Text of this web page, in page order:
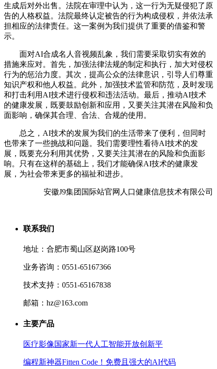
生成后对外出售。法院在审理中认为，这一行为无疑侵犯了原
告的人格权益。法院最终认定被告的行为构成侵权，并依法承
担相应的法律责任。这一案例为我们提供了重要的借鉴和警
示。
面对AI合成名人音视频乱象，我们需要采取切实有效的
措施来应对。首先，加强法律法规的制定和执行，加大对侵权
行为的惩治力度。其次，提高公众的法律意识，引导人们尊重
知识产权和他人权益。此外，加强技术监管和防范，及时发现
和打击利用AI技术进行侵权和违法活动。最后，推动AI技术
的健康发展，既要鼓励创新和应用，又要关注其潜在风险和负
面影响，确保其合理、合法、合规的使用。
总之，AI技术的发展为我们的生活带来了便利，但同时
也带来了一些挑战和问题。我们需要理性看待AI技术的发
展，既要充分利用其优势，又要关注其潜在的风险和负面影
响。只有在这样的基础上，我们才能确保AI技术的健康发
展，为社会带来更多的福祉和进步。
安徽J9集团国际站官网人口健康信息技术有限公司
联系我们
地址：合肥市蜀山区赵岗路100号
业务咨询：0551-65167366
技术支持：0551-65167838
邮箱：hz@163.com
主要产品
医疗影像国家新一代人工智能开放创新平
编程新神器Fitten Code！免费且强大的AI代码